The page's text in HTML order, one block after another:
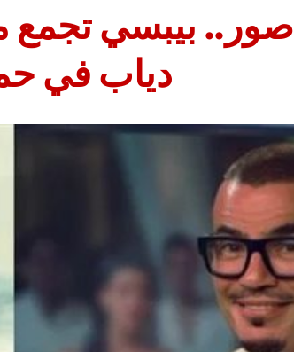
صور.. بيبسي تجمع
دياب في